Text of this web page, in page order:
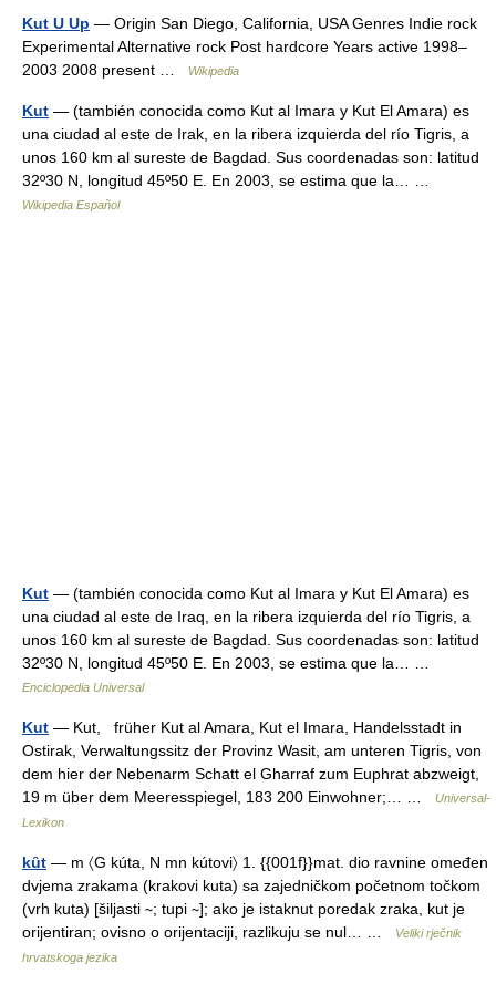
Kut U Up — Origin San Diego, California, USA Genres Indie rock
Experimental Alternative rock Post hardcore Years active 1998–
2003 2008 present …
Wikipedia
Kut — (también conocida como Kut al Imara y Kut El Amara) es
una ciudad al este de Irak, en la ribera izquierda del río Tigris, a
unos 160 km al sureste de Bagdad. Sus coordenadas son: latitud
32º30 N, longitud 45º50 E. En 2003, se estima que la… …
Wikipedia Español
Kut — (también conocida como Kut al Imara y Kut El Amara) es
una ciudad al este de Iraq, en la ribera izquierda del río Tigris, a
unos 160 km al sureste de Bagdad. Sus coordenadas son: latitud
32º30 N, longitud 45º50 E. En 2003, se estima que la… …
Enciclopedia Universal
Kut — Kut, früher Kut al Amara, Kut el Imara, Handelsstadt in
Ostirak, Verwaltungssitz der Provinz Wasit, am unteren Tigris, von
dem hier der Nebenarm Schatt el Gharraf zum Euphrat abzweigt,
19 m über dem Meeresspiegel, 183 200 Einwohner;… …
Universal-
Lexikon
kȗt — m 〈G kúta, N mn kútovi〉 1. {{001f}}mat. dio ravnine omeđen
dvjema zrakama (krakovi kuta) sa zajedničkom početnom točkom
(vrh kuta) [šiljasti ∼; tupi ∼]; ako je istaknut poredak zraka, kut je
orijentiran; ovisno o orijentaciji, razlikuju se nul… …
Veliki rječnik
hrvatskoga jezika